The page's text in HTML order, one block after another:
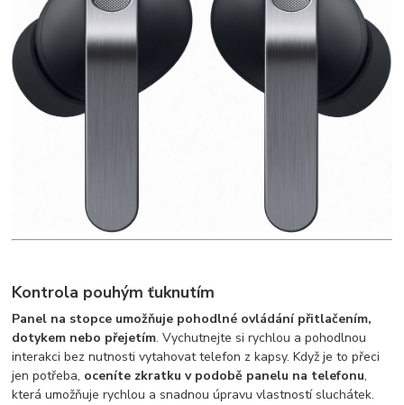
Kontrola pouhým ťuknutím
Panel na stopce umožňuje pohodlné ovládání přitlačením,
dotykem nebo přejetím. Vychutnejte si rychlou a pohodlnou
interakci bez nutnosti vytahovat telefon z kapsy. Když je to přeci
jen potřeba, oceníte zkratku v podobě panelu na telefonu,
která umožňuje rychlou a snadnou úpravu vlastností sluchátek.